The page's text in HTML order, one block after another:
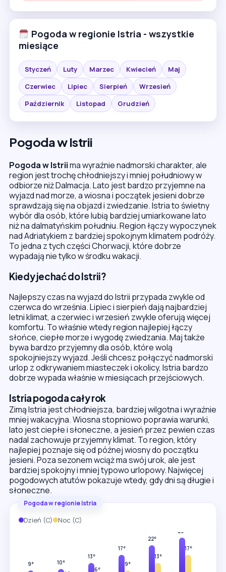
Pogoda w regionie Istria - wszystkie
miesiące
Styczeń Luty Marzec Kwiecień
Maj
Czerwiec
Lipiec Sierpień
Wrzesień
Październik
Listopad Grudzień
Pogoda w Istrii
Pogoda w Istriima wyraźnie nadmorski charakter, ale
region jest trochę chłodniejszy i mniej południowy w
odbiorze niż Dalmacja. Lato jest bardzo przyjemne na
wyjazd nad morze, a wiosna i początek jesieni dobrze
sprawdzają się na objazd i zwiedzanie. Istria to świetny
wybór dla osób, które lubią bardziej umiarkowane lato
niż na dalmatyńskim południu. Region łączy wypoczynek
nad Adriatykiem z bardziej spokojnym klimatem podróży.
To jedna z tych części Chorwacji, które dobrze
wypadają nie tylko w środku wakacji.
Kiedy jechać do Istrii?
Najlepszy czas na wyjazd do Istrii przypada zwykle od
czerwca do września. Lipiec i sierpień dają najbardziej
letni klimat, a czerwiec i wrzesień zwykle oferują więcej
komfortu. To właśnie wtedy region najlepiej łączy
słońce, ciepłe morze i wygodę zwiedzania. Maj także
bywa bardzo przyjemny dla osób, które wolą
spokojniejszy wyjazd. Jeśli chcesz połączyć nadmorski
urlop z odkrywaniem miasteczek i okolicy, Istria bardzo
dobrze wypada właśnie w miesiącach przejściowych.
Istria pogoda cały rok
Zimą Istria jest chłodniejsza, bardziej wilgotna i wyraźnie
mniej wakacyjna. Wiosna stopniowo poprawia warunki,
lato jest ciepłe i słoneczne, a jesień przez pewien czas
nadal zachowuje przyjemny klimat. To region, który
najlepiej poznaje się od późnej wiosny do początku
jesieni. Poza sezonem wciąż ma swój urok, ale jest
bardziej spokojny i mniej typowo urlopowy. Najwięcej
pogodowych atutów pokazuje wtedy, gdy dni są długie i
słoneczne.
Pogoda w regionie Istria
Dzień (C) Noc (C)
9°
10°
13°
6°
17°
9°
22°
13°
26°
17°